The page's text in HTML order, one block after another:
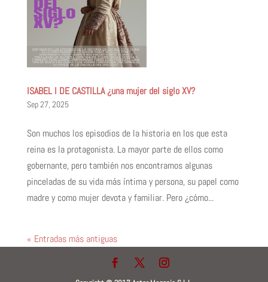
ISABEL I DE CASTILLA ¿una mujer del siglo XV?
Sep 27, 2025
Son muchos los episodios de la historia en los que esta
reina es la protagonista. La mayor parte de ellos como
gobernante, pero también nos encontramos algunas
pinceladas de su vida más íntima y persona, su papel como
madre y como mujer devota y familiar. Pero ¿cómo...
« Entradas más antiguas